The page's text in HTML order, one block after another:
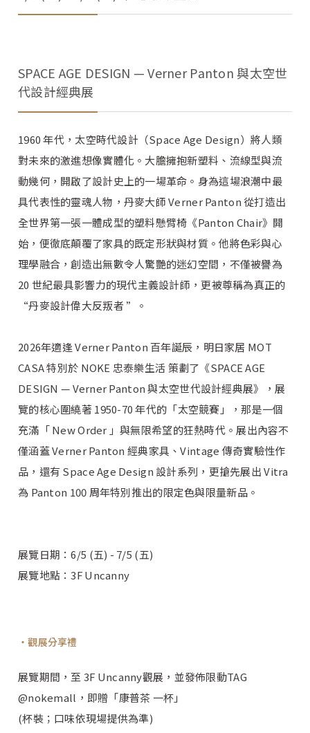
SPACE AGE DESIGN — Verner Panton 與太空世
代設計經典展
1960 年代，太空時代設計（Space Age Design）將人類
對未來的激進想像實體化。大膽擁抱新塑料、流線型與流
動幾何，開啟了設計史上的一場革命。身為這場浪潮中最
具代表性的靈魂人物，丹麥大師 Verner Panton 從打造出
全世界第一張一體成型的塑料懸臂椅《Panton Chair》開
始，便徹底顛覆了家具的既定形狀與材質。他將色彩與心
理學融合，創造出無數令人驚艷的迷幻空間，不僅被譽為
20 世紀最具影響力的現代主義設計師，更被尊稱為真正的
“丹麥設計偉大反叛者 ”。
2026年適逢 Verner Panton 百年誕辰，明日家居 MOT
CASA 特別於 NOKE 忠泰樂生活 策劃了《SPACE AGE
DESIGN — Verner Panton 與太空世代設計經典展》，展
覽的核心圍繞著 1950-70 年代的「太空競賽」，那是一個
充滿「 New Order 」與無限希望的狂熱時代。展出內容不
僅涵蓋 Verner Panton 經典家具、Vintage 傳奇實驗性作
品，還有 Space Age Design 設計系列，更搶先展出 Vitra
為 Panton 100 周年特別推出的限定色與限量新品。
展覽日期：6/5 (五) - 7/5 (五)
展覽地點：3F Uncanny
觀展分享禮
展覽期間，至 3F Uncanny觀展，並發佈限動TAG
@nokemall，即贈「康普茶 一杯」
(杯裝；口味依現場提供為準)